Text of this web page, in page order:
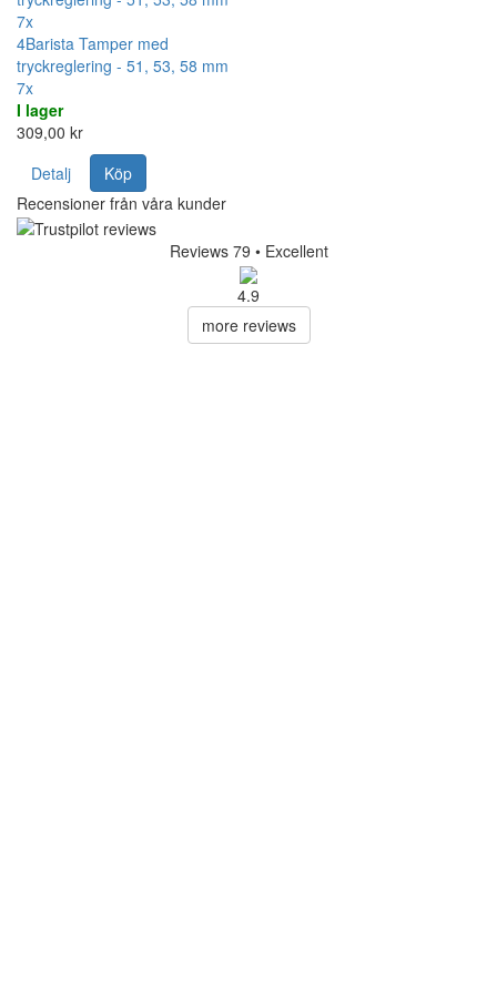
7x
4Barista Tamper med
tryckreglering - 51, 53, 58 mm
7x
I lager
309,00 kr
Detalj
Köp
Recensioner från våra kunder
Reviews 79 • Excellent
4.9
more reviews